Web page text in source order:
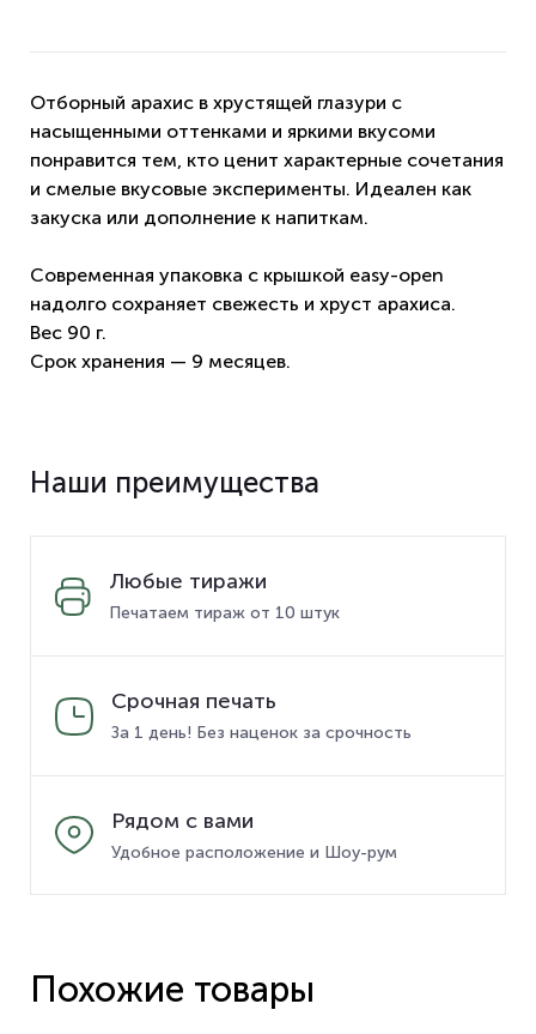
Отборный арахис в хрустящей глазури с
насыщенными оттенками и яркими вкусоми
понравится тем, кто ценит характерные сочетания
и смелые вкусовые эксперименты. Идеален как
закуска или дополнение к напиткам.
Современная упаковка с крышкой easy-open
надолго сохраняет свежесть и хруст арахиса.
Вес 90 г.
Срок хранения — 9 месяцев.
Наши преимущества
Любые тиражи
Печатаем тираж от 10 штук
Срочная печать
За 1 день! Без наценок за срочность
Рядом с вами
Удобное расположение и Шоу-рум
Похожие товары